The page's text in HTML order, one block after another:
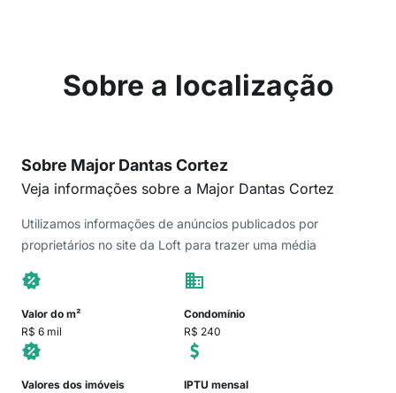
Sobre a localização
Sobre Major Dantas Cortez
Veja informações sobre a Major Dantas Cortez
Utilizamos informações de anúncios publicados por
proprietários no site da Loft para trazer uma média
Valor do m²
R$ 6 mil
Condomínio
R$ 240
Valores dos imóveis IPTU mensal